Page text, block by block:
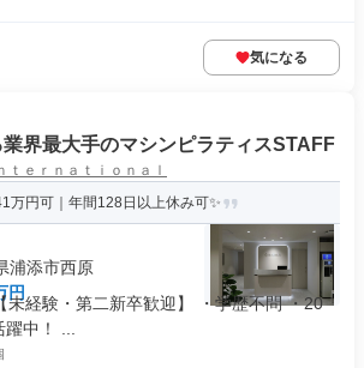
気になる
界最大手のマシンピラティスSTAFF
ｅｒｎａｔｉｏｎａｌ
万円可｜年間128日以上休み可✨
浦添市西原
円
未経験・第二新卒歓迎】 ・学歴不問 ・20
中！ ...